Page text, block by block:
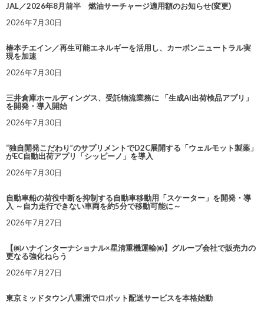
JAL／2026年8月前半 燃油サーチャージ適用額のお知らせ(変更)
2026年7月30日
椿本チエイン／再生可能エネルギーを活用し、カーボンニュートラル実
現を加速
2026年7月30日
三井倉庫ホールディングス、受託物流業務に 「生成AI出荷検品アプリ」
を開発・導入開始
2026年7月30日
“独自開発こだわり”のサプリメントでD2C展開する「ウェルモット製薬」
がEC自動出荷アプリ「シッピーノ」を導入
2026年7月30日
自動車船の荷役中断を抑制する自動車移動用「スケーター」を開発・導
入 ～自力走行できない車両を約5分で移動可能に～
2026年7月27日
【㈱ハナインターナショナル×星清重機運輸㈱】グループ会社で販売力の
更なる強化ねらう
2026年7月27日
東京ミッドタウン八重洲でロボット配送サービスを本格始動